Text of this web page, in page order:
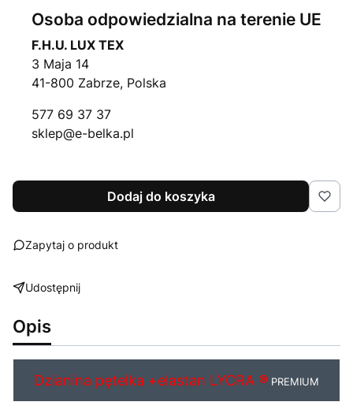
Osoba odpowiedzialna na terenie UE
F.H.U. LUX TEX
3 Maja 14
41-800 Zabrze, Polska
577 69 37 37
sklep@e-belka.pl
Dodaj do koszyka
Zapytaj o produkt
Udostępnij
Opis
Dzianina pętelka +elastan LYCRA ® PREMIUM